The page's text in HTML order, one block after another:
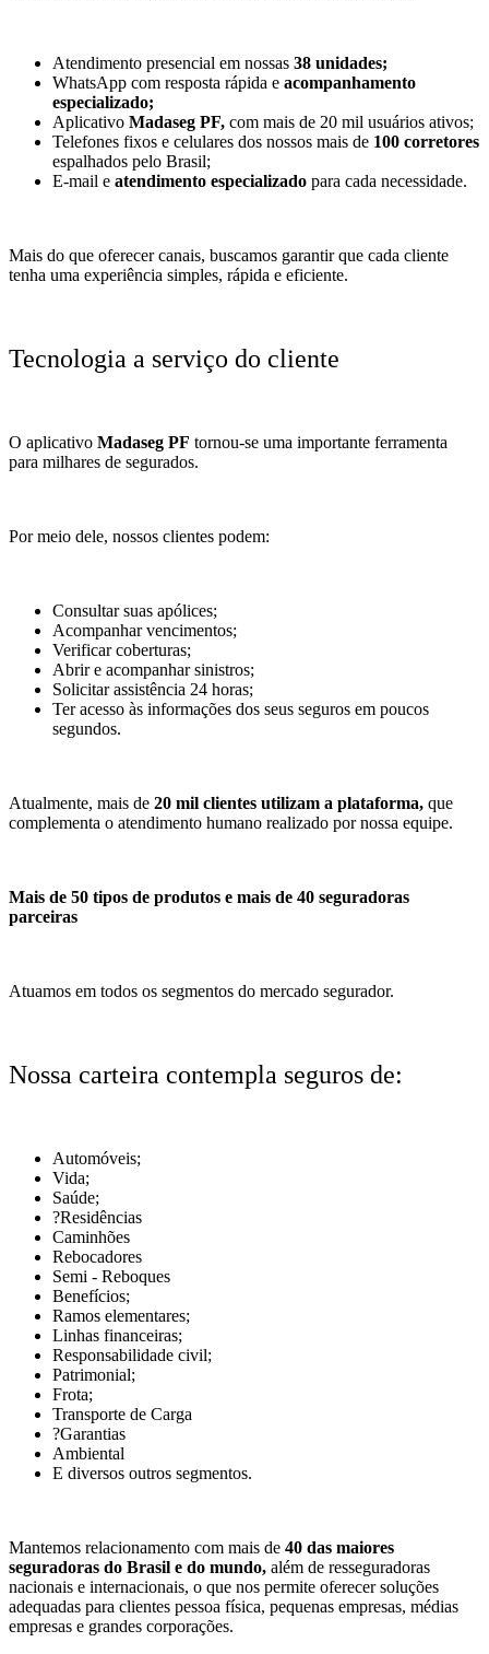
Atendimento presencial em nossas 38 unidades;
WhatsApp com resposta rápida e acompanhamento
especializado;
Aplicativo Madaseg PF, com mais de 20 mil usuários ativos;
Telefones fixos e celulares dos nossos mais de 100 corretores
espalhados pelo Brasil;
E-mail e atendimento especializado para cada necessidade.
Mais do que oferecer canais, buscamos garantir que cada cliente
tenha uma experiência simples, rápida e eficiente.
Tecnologia a serviço do cliente
O aplicativo Madaseg PF tornou-se uma importante ferramenta
para milhares de segurados.
Por meio dele, nossos clientes podem:
Consultar suas apólices;
Acompanhar vencimentos;
Verificar coberturas;
Abrir e acompanhar sinistros;
Solicitar assistência 24 horas;
Ter acesso às informações dos seus seguros em poucos
segundos.
Atualmente, mais de 20 mil clientes utilizam a plataforma, que
complementa o atendimento humano realizado por nossa equipe.
Mais de 50 tipos de produtos e mais de 40 seguradoras
parceiras
Atuamos em todos os segmentos do mercado segurador.
Nossa carteira contempla seguros de:
Automóveis;
Vida;
Saúde;
?Residências
Caminhões
Rebocadores
Semi - Reboques
Benefícios;
Ramos elementares;
Linhas financeiras;
Responsabilidade civil;
Patrimonial;
Frota;
Transporte de Carga
?Garantias
Ambiental
E diversos outros segmentos.
Mantemos relacionamento com mais de 40 das maiores
seguradoras do Brasil e do mundo, além de resseguradoras
nacionais e internacionais, o que nos permite oferecer soluções
adequadas para clientes pessoa física, pequenas empresas, médias
empresas e grandes corporações.